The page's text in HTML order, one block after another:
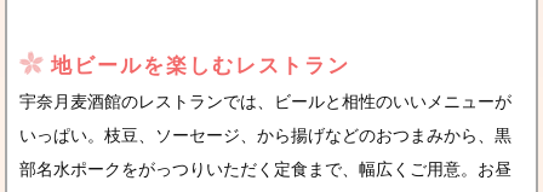
地ビールを楽しむレストラン
宇奈月麦酒館のレストランでは、ビールと相性のいいメニューが
いっぱい。枝豆、ソーセージ、から揚げなどのおつまみから、黒
部名水ポークをがっつりいただく定食まで、幅広くご用意。お昼